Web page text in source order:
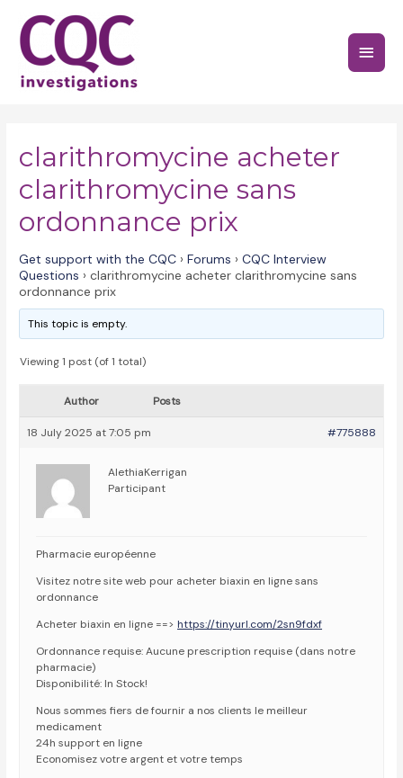
content
Main
clarithromycine acheter
clarithromycine sans
ordonnance prix
Get support with the CQC › Forums › CQC Interview
Questions › clarithromycine acheter clarithromycine sans
ordonnance prix
This topic is empty.
Viewing 1 post (of 1 total)
Author Posts
18 July 2025 at 7:05 pm #775888
AlethiaKerrigan
Participant
Pharmacie européenne
Visitez notre site web pour acheter biaxin en ligne sans
ordonnance
Acheter biaxin en ligne ==>https://tinyurl.com/2sn9fdxf
Ordonnance requise: Aucune prescription requise (dans notre
pharmacie)
Disponibilité: In Stock!
Nous sommes fiers de fournir a nos clients le meilleur
medicament
24h support en ligne
Economisez votre argent et votre temps